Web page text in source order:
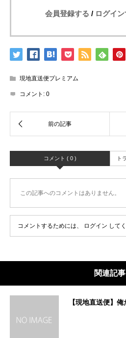
会員登録する / ログイ
現地直送便プレミアム
コメント: 0
コメント ( 0 ) ト
この記事へのコメントはありません。
コメントするためには、 ログイン して
関連記事
【現地直送便】